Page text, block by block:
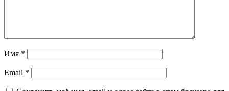
Имя *
Email *